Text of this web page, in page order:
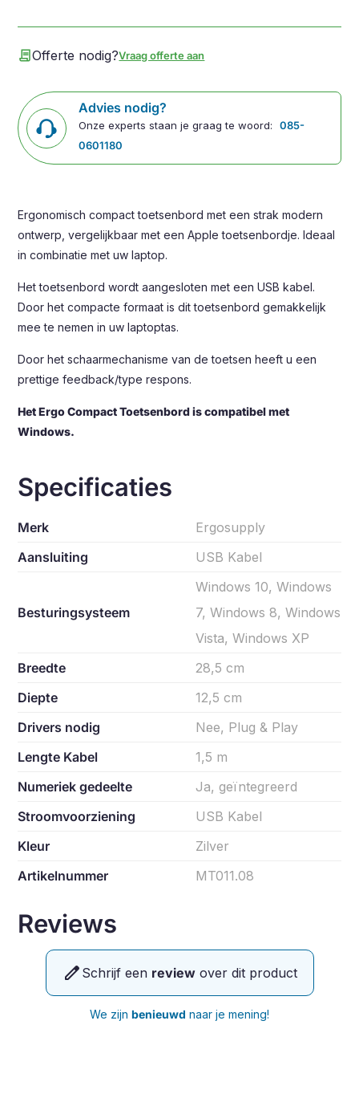
contractOfferte nodig?Vraag offerte aan
Advies nodig?
Onze experts staan je graag te woord:
085-
0601180
Ergonomisch compact toetsenbord met een strak modern
ontwerp, vergelijkbaar met een Apple toetsenbordje. Ideaal
in combinatie met uw laptop.
Het toetsenbord wordt aangesloten met een USB kabel.
Door het compacte formaat is dit toetsenbord gemakkelijk
mee te nemen in uw laptoptas.
Door het schaarmechanisme van de toetsen heeft u een
prettige feedback/type respons.
Het Ergo Compact Toetsenbord is compatibel met
Windows.
Specificaties
Merk
Ergosupply
Aansluiting
USB Kabel
Besturingsysteem
Windows 10, Windows
7, Windows 8, Windows
Vista, Windows XP
Breedte
28,5 cm
Diepte
12,5 cm
Drivers nodig
Nee, Plug & Play
Lengte Kabel
1,5 m
Numeriek gedeelte
Ja, geïntegreerd
Stroomvoorziening
USB Kabel
Kleur
Zilver
Artikelnummer
MT011.08
Reviews
edit Schrijf een reviewover dit product
We zijn benieuwd naar je mening!